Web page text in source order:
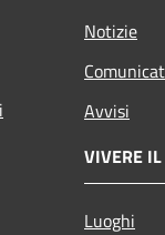
Notizie
Avvisi
VIVERE
Luoghi